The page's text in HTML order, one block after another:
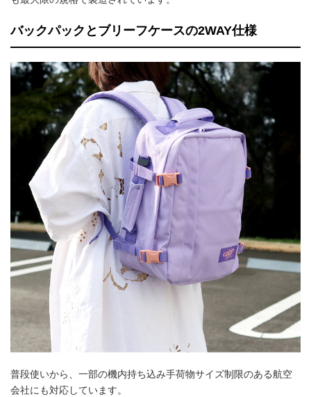
バックパックとブリーフケースの2WAY仕様
普段使いから、一部の機内持ち込み手荷物サイズ制限のある航空
会社にも対応しています。